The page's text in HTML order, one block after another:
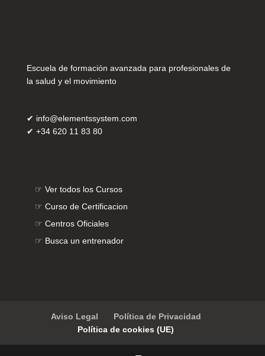
Escuela de formación avanzada para profesionales de
la salud y el movimiento
✔ info@elementssystem.com
✔ +34 620 11 83 80
☞ Ver todos los Cursos
☞ Curso de Certificacion
☞ Centros Oficiales
☞ Busca un entrenador
Aviso Legal
Política de Privacidad
Política de cookies (UE)